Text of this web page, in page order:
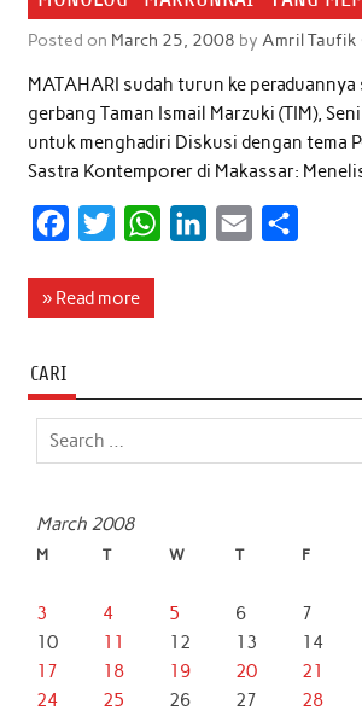
Posted on March 25, 2008 by Amril Taufik
MATAHARI sudah turun ke peraduannya
gerbang Taman Ismail Marzuki (TIM),
untuk menghadiri Diskusi dengan tema
Sastra Kontemporer di Makassar:
c
o
o
i
e
W
A
d
» Read more
CARI
March 2008
M T W T F
3
4 5 6 7
10
11 12 13 14
17
18 19 20 21
24
25 26 27 28